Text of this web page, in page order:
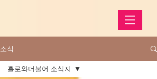
소식
홀로와더불어 소식지